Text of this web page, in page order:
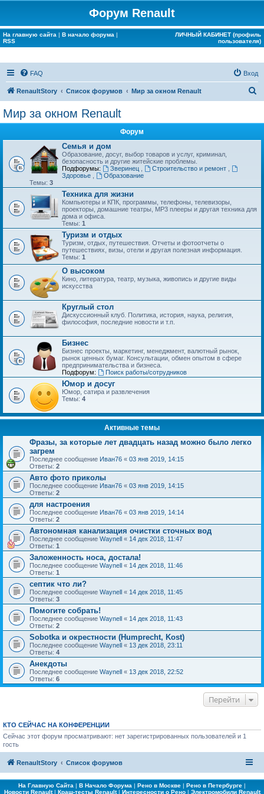
Форум Renault
На главную сайта | В начало форума |
RSS
ЛИЧНЫЙ КАБИНЕТ (профиль
пользователя)
FAQ Вход
RenaultStory Список форумов Мир за окном Renault
Мир за окном Renault
Форум
Семья и дом
Образование, досуг, выбор товаров и услуг, криминал,
безопасность и другие житейские проблемы.
Подфорумы:
Зверинец Строительство и ремонт
Здоровье
Образование
Темы: 3
Техника для жизни
Компьютеры и КПК, программы, телефоны, телевизоры,
проекторы, домашние театры, MP3 плееры и другая техника для
дома и офиса.
Темы: 1
Туризм и отдых
Туризм, отдых, путешествия. Отчеты и фотоотчеты о
путешествиях, визы, отели и другая полезная информация.
Темы: 1
О высоком
Кино, литература, театр, музыка, живопись и другие виды
искусства
Круглый стол
Дискуссионный клуб. Политика, история, наука, религия,
философия, последние новости и т.п.
Бизнес
Бизнес проекты, маркетинг, менеджмент, валютный рынок,
рынок ценных бумаг. Консультации, обмен опытом в сфере
предпринимательства и бизнеса.
Подфорум:
Поиск работы/сотрудников
Юмор и досуг
Юмор, сатира и развлечения
Темы: 4
Активные темы
Фразы, за которые лет двадцать назад можно было легко
загрем
Последнее сообщение Иван76 « 03 янв 2019, 14:15
Ответы: 2
Авто фото приколы
Последнее сообщение Иван76 « 03 янв 2019, 14:15
Ответы: 2
для настроения
Последнее сообщение Иван76 « 03 янв 2019, 14:14
Ответы: 2
Автономная канализация очистки сточных вод
Последнее сообщение Waynell « 14 дек 2018, 11:47
Ответы: 1
Заложенность носа, достала!
Последнее сообщение Waynell « 14 дек 2018, 11:46
Ответы: 1
септик что ли?
Последнее сообщение Waynell « 14 дек 2018, 11:45
Ответы: 3
Помогите собрать!
Последнее сообщение Waynell « 14 дек 2018, 11:43
Ответы: 2
Sobotka и окрестности (Humprecht, Kost)
Последнее сообщение Waynell « 13 дек 2018, 23:11
Ответы: 4
Анекдоты
Последнее сообщение Waynell « 13 дек 2018, 22:52
Ответы: 6
Перейти
КТО СЕЙЧАС НА КОНФЕРЕНЦИИ
Сейчас этот форум просматривают: нет зарегистрированных пользователей и 1
гость
RenaultStory Список форумов
На Главную Сайта | В Начало Форума | Рено в Москве | Рено в Петербурге |
Новости Renault| Краш-тесты Renault| Интересности о Рено| Электромобили Renault